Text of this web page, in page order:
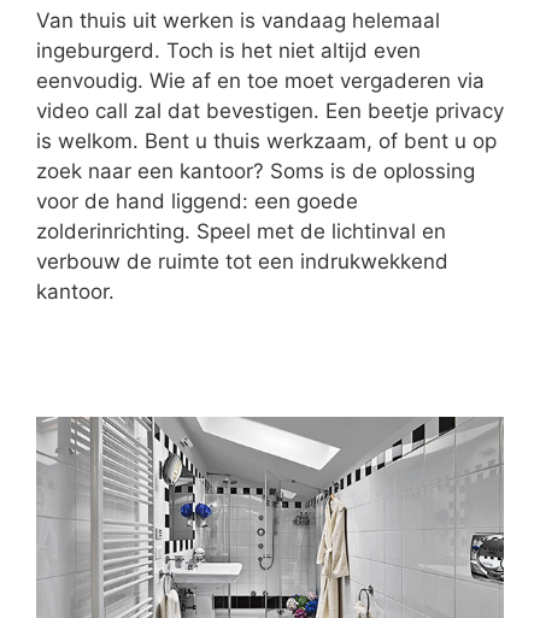
Van thuis uit werken is vandaag helemaal
ingeburgerd. Toch is het niet altijd even
eenvoudig. Wie af en toe moet vergaderen via
video call zal dat bevestigen. Een beetje privacy
is welkom. Bent u thuis werkzaam, of bent u op
zoek naar een kantoor? Soms is de oplossing
voor de hand liggend: een goede
zolderinrichting. Speel met de lichtinval en
verbouw de ruimte tot een indrukwekkend
kantoor.